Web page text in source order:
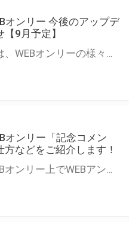
オンリー 今後のアップデ
9月予定】
とらのあなでは、WEBオンリーの様々な支援を実施しています。 今回は2021年9月に実装を予定しているアップデート情報についてご紹介いたします。 とらのあなWEBオンリーサイトはこちら
オンリー「記念コメン
方などをご紹介します！
とらのあなWEBオンリー上でWEBアンソロジーが作成できる「記念コメント」について、その使い方や作成手順を解説します！ 支援タイプを「サークル参加型」「サークル参加型・マルシェ(イベント会場)機能付き」でお申し込みいただいている主催者様はぜひご活用ください♪ とらのあなWEBオンリーサイトはこちら